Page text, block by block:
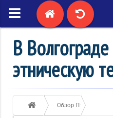
В
этническую
Обзор